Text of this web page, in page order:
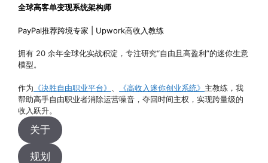
全球高客单变现系统架构师
PayPal推荐跨境专家 | Upwork高收入教练
拥有 20 余年全球化实战积淀，专注研究“自由且高盈利”的迷你生意
模型。
作为 《决胜自由职业平台》 《高收入迷你创业系统》 主教练，我
帮助高手自由职业者消除运营噪音，夺回时间主权，实现跨量级的
收入跃升。
关于
规划